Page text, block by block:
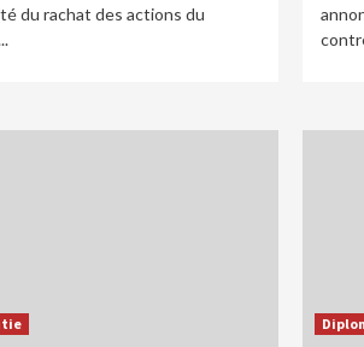
du rachat des actions du